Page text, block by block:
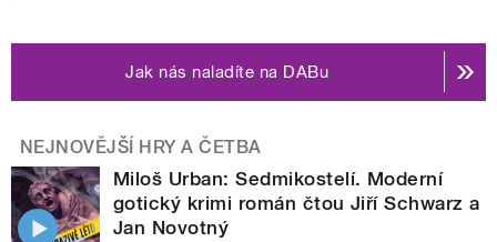
Jak nás naladíte na DABu
NEJNOVĚJŠÍ HRY A ČETBA
Miloš Urban: Sedmikostelí. Moderní
gotický krimi román čtou Jiří Schwarz a
Jan Novotný